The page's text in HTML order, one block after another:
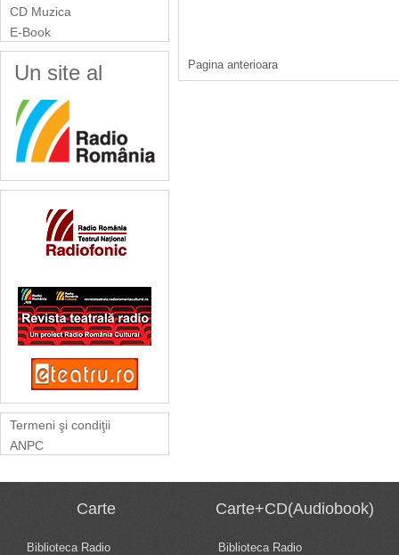
CD Muzica
E-Book
Un site al
Termeni şi condiţii
ANPC
Pagina anterioara
Carte
Biblioteca Radio
Carte+CD(Audiobook)
Biblioteca Radio